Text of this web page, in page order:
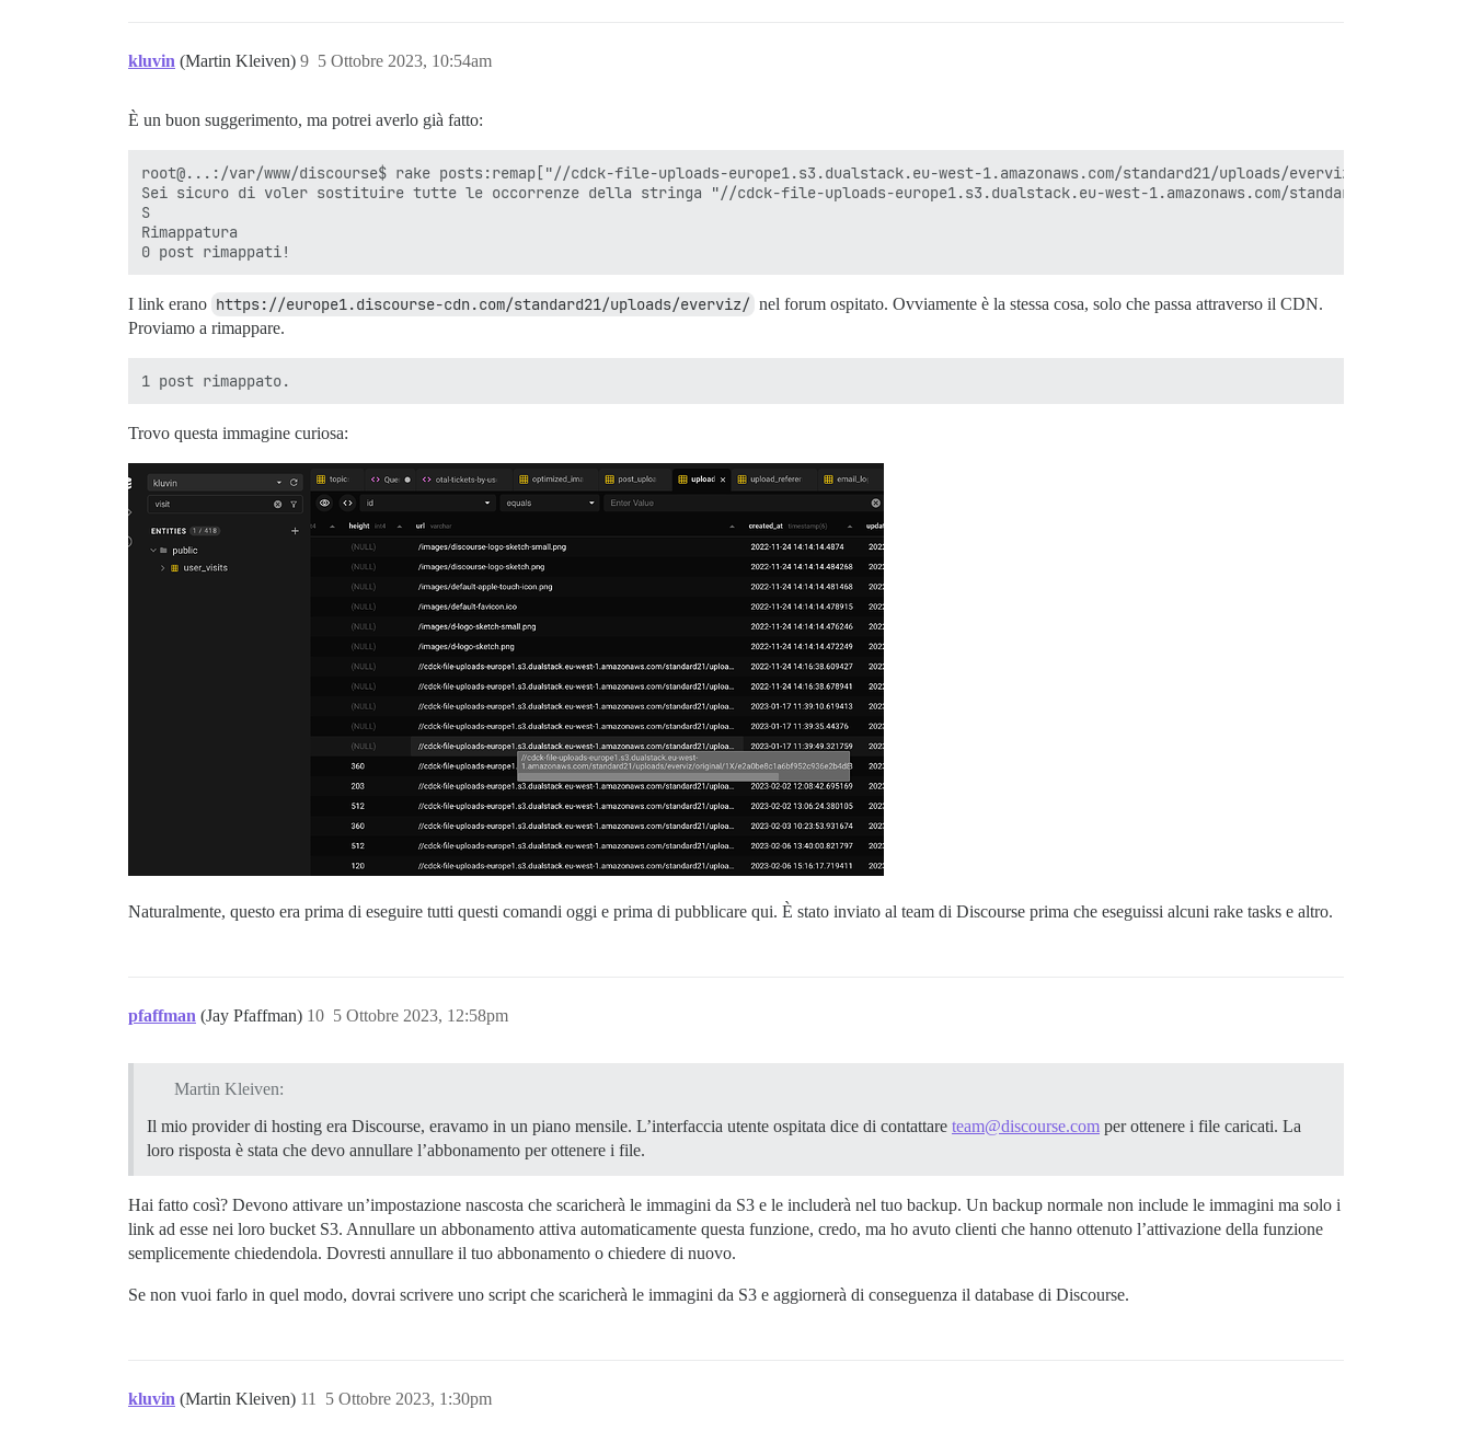
kluvin (Martin Kleiven) 5 Ottobre 2023, 10:54am
9
È un buon suggerimento, ma potrei averlo già fatto:
root@...:/var/www/discourse$ rake posts:remap["//cdck-file-uploads-europe1.s3.dualstack.eu-west-1.amazonaws.com/standard21/uploads/everviz/","/
Sei sicuro di voler sostituire tutte le occorrenze della stringa "//cdck-file-uploads-europe1.s3.dualstack.eu-west-1.amazonaws.com/standard21/
S
Rimappatura
I link erano https://europe1.discourse-cdn.com/standard21/uploads/everviz/ nel forum ospitato. Ovviamente è la stessa cosa, solo che passa attraverso il CDN.
Proviamo a rimappare.
Trovo questa immagine curiosa:
Naturalmente, questo era prima di eseguire tutti questi comandi oggi e prima di pubblicare qui. È stato inviato al team di Discourse prima che eseguissi alcuni rake tasks e altro.
pfaffman (Jay Pfaffman) 5 Ottobre 2023, 12:58pm
10
Martin Kleiven:
Il mio provider di hosting era Discourse, eravamo in un piano mensile. L’interfaccia utente ospitata dice di contattare team@discourse.com per ottenere i file caricati. La
loro risposta è stata che devo annullare l’abbonamento per ottenere i file.
Hai fatto così? Devono attivare un’impostazione nascosta che scaricherà le immagini da S3 e le includerà nel tuo backup. Un backup normale non include le immagini ma solo i
link ad esse nei loro bucket S3. Annullare un abbonamento attiva automaticamente questa funzione, credo, ma ho avuto clienti che hanno ottenuto l’attivazione della funzione
semplicemente chiedendola. Dovresti annullare il tuo abbonamento o chiedere di nuovo.
Se non vuoi farlo in quel modo, dovrai scrivere uno script che scaricherà le immagini da S3 e aggiornerà di conseguenza il database di Discourse.
kluvin (Martin Kleiven) 5 Ottobre 2023, 1:30pm
11